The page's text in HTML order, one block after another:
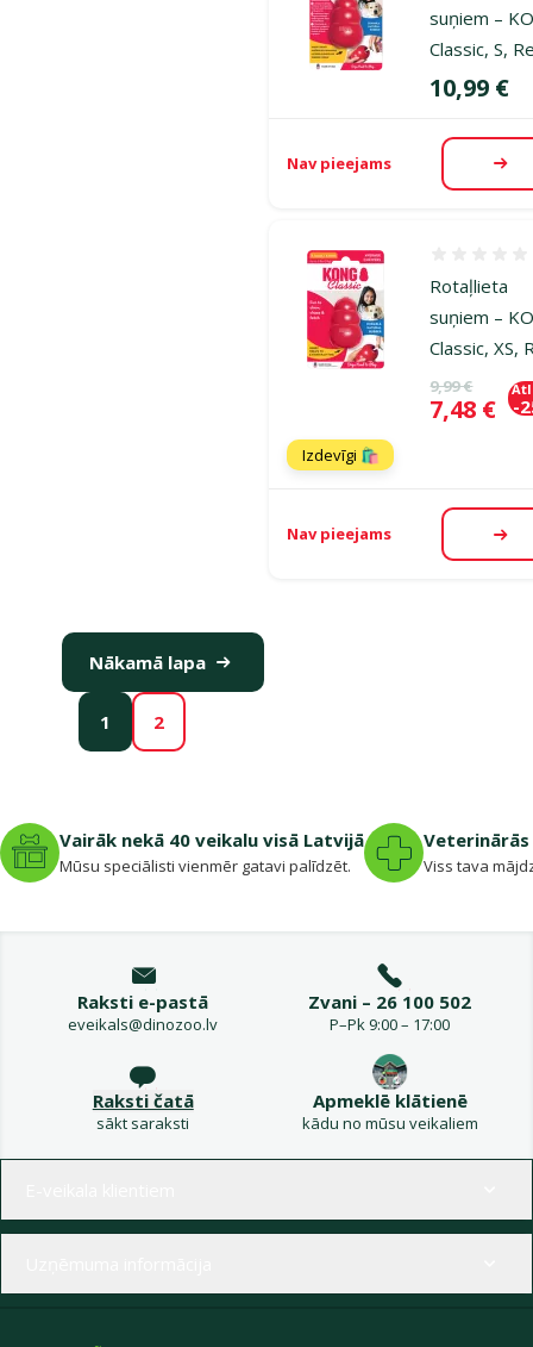
suņiem –
Classic, S,
Cena
10,99 €
Nav pieejams
Rotaļlieta
suņiem –
Classic, XS,
Oriģinālā
9,99 €
Cena
7,48 € -
Izdevīgi 🛍️
Nav pieejams
1 2
Nākamā lapa
Vairāk nekā 40 veikalu visā Latvijā
Mūsu speciālisti vienmēr gatavi palīdzēt. Viss tava
Raksti e-pastā
eveikals@dinozoo.lv
Zvani – 26 100 502
P–Pk 9:00 – 17:00
Raksti čatā
sākt saraksti
Apmeklē klātienē
kādu no mūsu veikaliem